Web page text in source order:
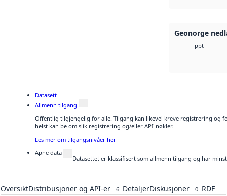
Geonorge
ppt
Datasett
Allmenn tilgang
Offentlig tilgjengelig for alle. Tilgang kan likevel kreve registrering og
helst kan be om slik registrering og/eller API-nøkler.
Les mer om tilgangsnivåer her
Åpne data
Datasettet er klassifisert som allmenn tilgang og har
OversiktDistribusjoner og API-er 6 DetaljerDiskusjoner 0 RDF